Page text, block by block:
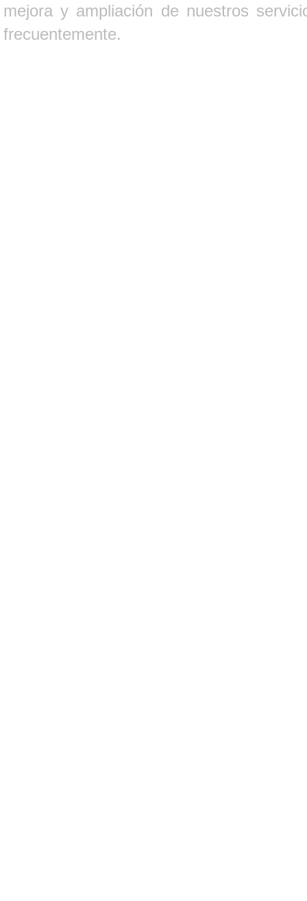
mejora y ampliación de nuestros
frecuentemente.